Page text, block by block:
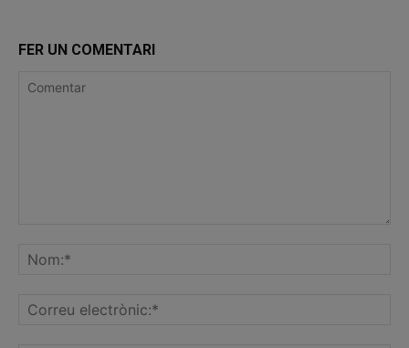
FER UN COMENTARI